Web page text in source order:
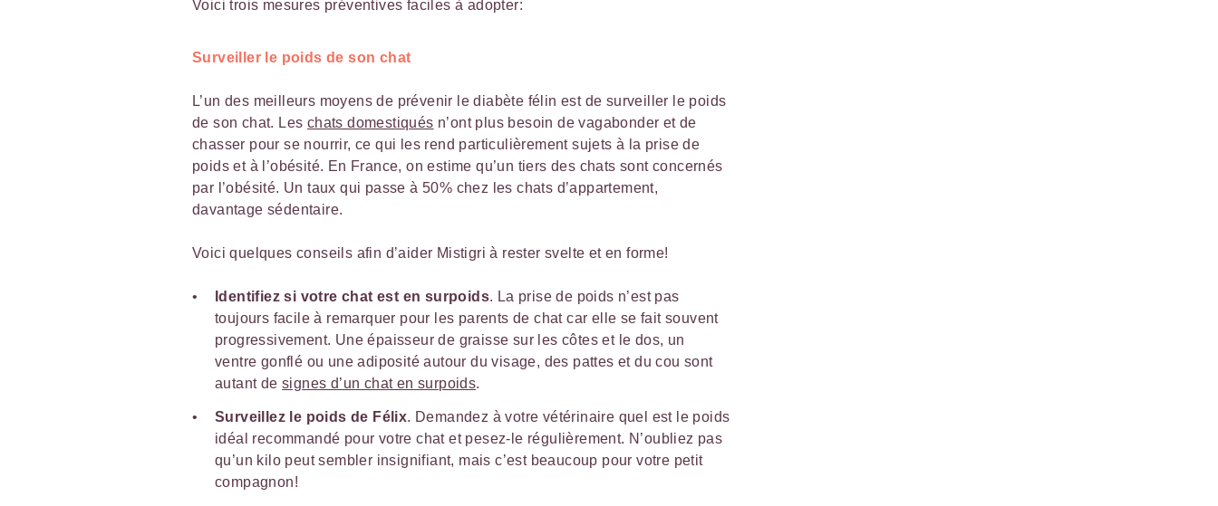
Voici trois mesures préventives faciles à adopter:
Surveiller le poids de son chat
L’un des meilleurs moyens de prévenir le diabète félin est de surveiller le poids
de son chat. Les chats domestiqués n’ont plus besoin de vagabonder et de
chasser pour se nourrir, ce qui les rend particulièrement sujets à la prise de
poids et à l’obésité. En France, on estime qu’un tiers des chats sont concernés
par l’obésité. Un taux qui passe à 50% chez les chats d’appartement,
davantage sédentaire.
Voici quelques conseils afin d’aider Mistigri à rester svelte et en forme!
Identifiez si votre chat est en surpoids. La prise de poids n’est pas
toujours facile à remarquer pour les parents de chat car elle se fait souvent
progressivement. Une épaisseur de graisse sur les côtes et le dos, un
ventre gonflé ou une adiposité autour du visage, des pattes et du cou sont
autant designes d’un chat en surpoids.
Surveillez le poids de Félix. Demandez à votre vétérinaire quel est le poids
idéal recommandé pour votre chat et pesez-le régulièrement. N’oubliez pas
qu’un kilo peut sembler insignifiant, mais c’est beaucoup pour votre petit
compagnon!